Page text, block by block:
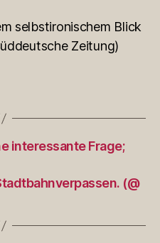
selbstironischem Blick
Zeitung)
interessante Frage;
(@